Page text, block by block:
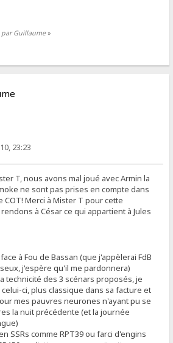
par Guillaume»
23:23
T, nous avons mal joué avec Armin la
ne sont pas prises en compte dans
COT! Merci à Mister T pour cette
à César ce qui appartient à Jules
à Fou de Bassan (que j'appèlerai FdB
j'espère qu'il me pardonnera)
technicité des 3 scénars proposés, je
ci, plus classique dans sa facture et
mes pauvres neurones n'ayant pu se
la nuit précédente (et la journée
SSRs comme RPT39 ou farci d'engins